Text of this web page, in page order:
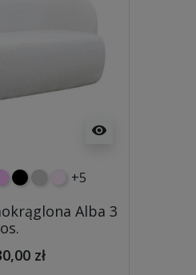
visibility
czarnyjasnoszary
jasny róż
+5
Alba 3
os.
zł